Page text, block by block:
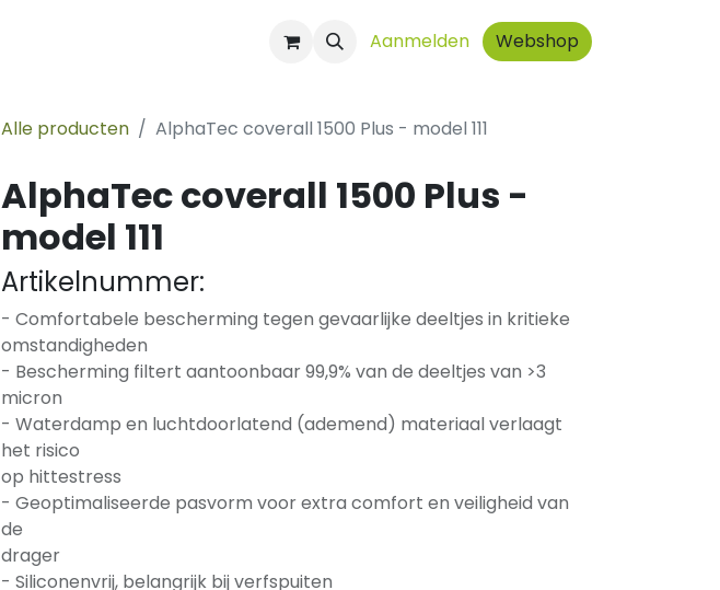
Aanmelden Webshop
Alle producten AlphaTec coverall 1500 Plus - model 111
AlphaTec coverall 1500 Plus -
model 111
Artikelnummer:
- Comfortabele bescherming tegen gevaarlijke deeltjes in kritieke
omstandigheden
- Bescherming filtert aantoonbaar 99,9% van de deeltjes van >3
micron
- Waterdamp en luchtdoorlatend (ademend) materiaal verlaagt
het risico
op hittestress
- Geoptimaliseerde pasvorm voor extra comfort en veiligheid van
de
drager
- Siliconenvrij, belangrijk bij verfspuiten